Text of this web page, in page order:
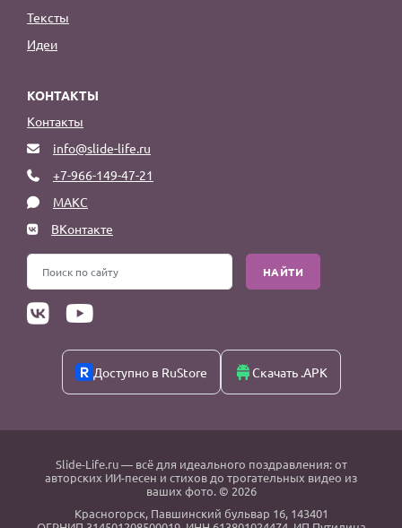
Тексты
Идеи
КОНТАКТЫ
Контакты
info@slide-life.ru
+7-966-149-47-21
МАКС
ВКонтакте
НАЙТИ
Доступно в RuStore Скачать .APK
Slide-Life.ru— всё для идеального поздравления: от
авторских ИИ-песен и стихов до трогательных видео из
ваших фото. © 2026
Красногорск, Павшинский бульвар 16, 143401